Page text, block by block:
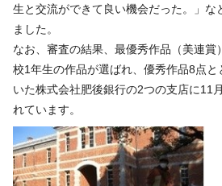
生と交流ができて良い機会だった。」な
ました。
なお、審査の結果、最優秀作品（美連賞
校1年生の作品が選ばれ、優秀作品8点
いた株式会社肥後銀行の2つの支店に11
れています。